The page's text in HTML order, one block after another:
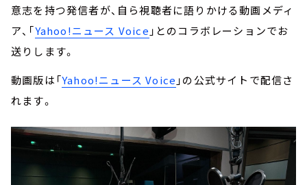
意志を持つ発信者が、自ら視聴者に語りかける動画メディ
ア、「Yahoo!ニュース Voice 」とのコラボレーションでお
送りします。
動画版は「Yahoo!ニュース Voice 」の公式サイトで配信さ
れます。